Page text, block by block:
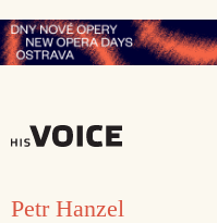
Přeskočit
na
Petr Hanzel